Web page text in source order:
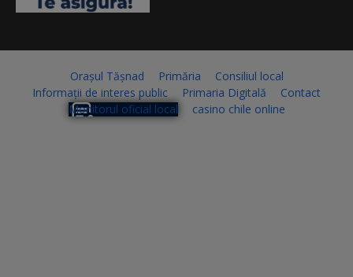
Orașul Tășnad Primăria
Consiliul local
Informații de interes public
Primaria Digitală
Contact
Monitorul oficial local
casino chile online